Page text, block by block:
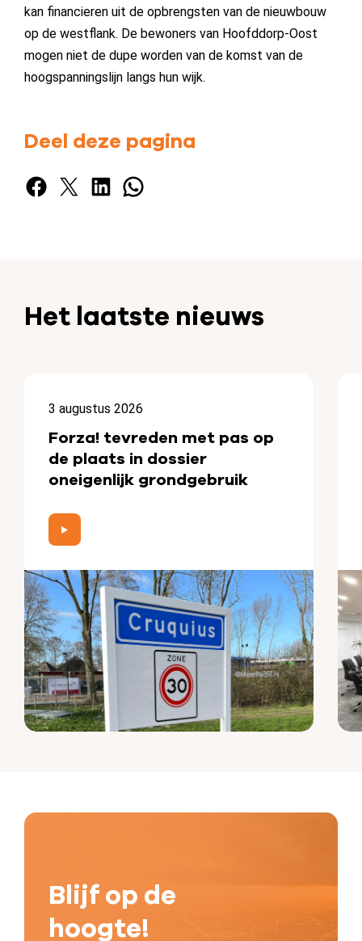
kan financieren uit de opbrengsten van de nieuwbouw
op de westflank. De bewoners van Hoofddorp-Oost
mogen niet de dupe worden van de komst van de
hoogspanningslijn langs hun wijk.
Deel deze pagina
Facebook X LinkedIn WhatsApp
Het laatste nieuws
3 augustus 2026
Forza! tevreden met pas op
de plaats in dossier
oneigenlijk grondgebruik
Blijf op de
hoogte!